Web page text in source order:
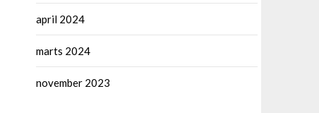
april 2024
marts 2024
november 2023